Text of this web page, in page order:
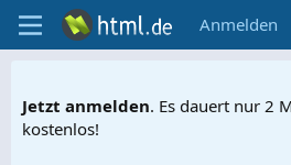
Anmelden
Jetzt anmelden. Es dauert nur 2
kostenlos!